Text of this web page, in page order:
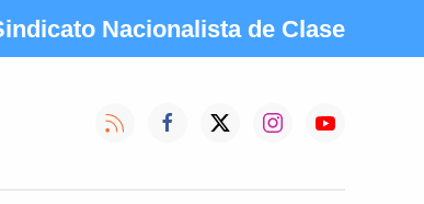
Nacionalista de Clase